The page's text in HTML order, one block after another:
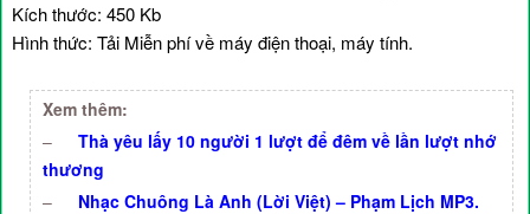
Kích thước: 450 Kb
Hình thức: Tải Miễn phí về máy điện thoại, máy tính.
Xem thêm:
–
Thà yêu lấy 10 người 1 lượt để đêm về lần lượt nhớ
thương
–
Nhạc Chuông Là Anh (Lời Việt) – Phạm Lịch MP3.